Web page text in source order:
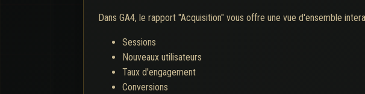
Dans GA4, le rapport "Acquisition" vous offre une vue d'ensemble
Sessions
Nouveaux utilisateurs
Taux d'engagement
Conversions